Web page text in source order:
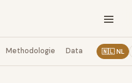
Methodologie Data 🇳🇱 NL